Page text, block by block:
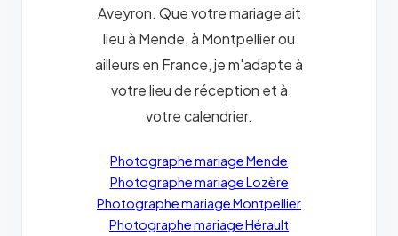
Aveyron. Que votre mariage ait
lieu à Mende, à Montpellier ou
ailleurs en France, je m'adapte à
votre lieu de réception et à
votre calendrier.
Photographe mariage Mende
Photographe mariage Lozère
Photographe mariage Montpellier
Photographe mariage Hérault